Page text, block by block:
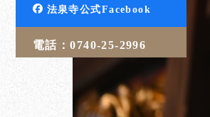
法泉寺公式Facebook
電話：0740-25-2996